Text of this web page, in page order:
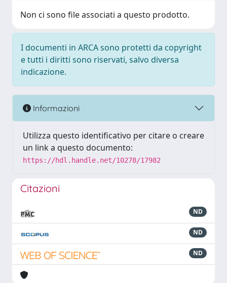
Non ci sono file associati a questo prodotto.
I documenti in ARCA sono protetti da copyright
e tutti i diritti sono riservati, salvo diversa
indicazione.
Informazioni
Utilizza questo identificativo per citare o creare
un link a questo documento:
https://hdl.handle.net/10278/17982
Citazioni
ND
ND
ND